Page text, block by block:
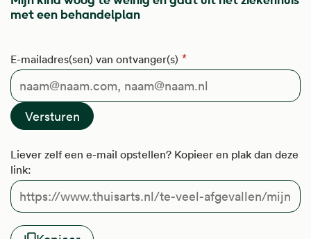
met een behandelplan
E-mailadres(sen) van ontvanger(s)
Liever zelf een e-mail opstellen? Kopieer en plak dan deze
link: